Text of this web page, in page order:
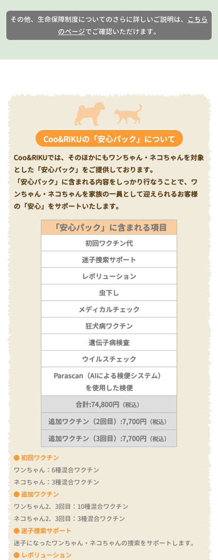
その他、生命保障制度についてのさらに詳しいご説明は、
こちら
のページでご確認いただけます。
Coo&RIKUの「安心パック」について
Coo&RIKUでは、そのほかにもワンちゃん・ネコちゃんを対象
とした「安心パック」をご提供しております。
「安心パック」に含まれる内容をしっかり行なうことで、ワ
ンちゃん・ネコちゃんを家族の一員として迎えられるお客様
の「安心」をサポートいたします。
初回ワクチン
ワンちゃん：6種混合ワクチン
ネコちゃん：3種混合ワクチン
追加ワクチン
ワンちゃん2、3回目：10種混合ワクチン
ネコちゃん2、3回目：3種混合ワクチン
迷子捜索サポート
迷子になったワンちゃん・ネコちゃんの捜索をサポートします。
レボリューション
「安心パック」に含まれる項目
初回ワクチン代
迷子捜索サポート
レボリューション
虫下し
メディカルチェック
狂犬病ワクチン
遺伝子病検査
ウイルスチェック
Parascan（AIによる検便システム）
を使用した検便
合計:74,800円 （税込）
追加ワクチン（2回目）:7,700円 （税込）
追加ワクチン（3回目）:7,700円 （税込）